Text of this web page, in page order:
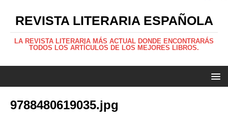
REVISTA LITERARIA ESPAÑOLA
LA REVISTA LITERARIA MÁS ACTUAL DONDE ENCONTRARÁS
TODOS LOS ARTÍCULOS DE LOS MEJORES LIBROS.
9788480619035.jpg